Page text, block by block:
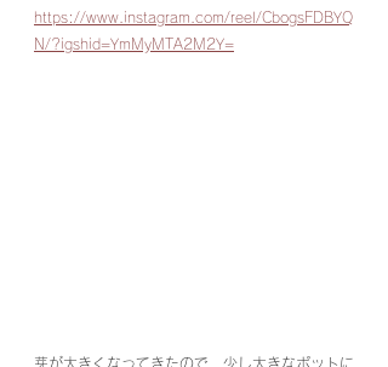
https://www.instagram.com/reel/CbogsFDBYQ
N/?igshid=YmMyMTA2M2Y=
芽が大きくなってきたので、少し大きなポットに